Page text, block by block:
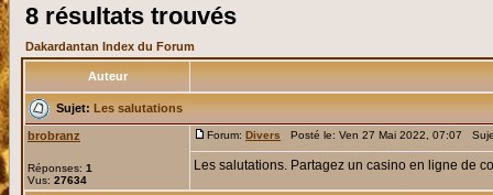
8 résultats trouvés
Dakardantan Index du Forum
Auteur
Sujet:Les salutations
brobranz
Réponses: 1
Vus: 27634
Forum: Divers Posté le: Ven 27 Mai 2022, 07:07
Les salutations. Partagez un casino en ligne de